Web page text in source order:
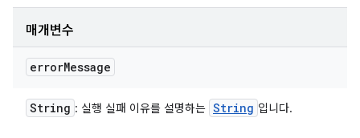
매개변수
errorMessage
String : 실행 실패 이유를 설명하는 String 입니다.